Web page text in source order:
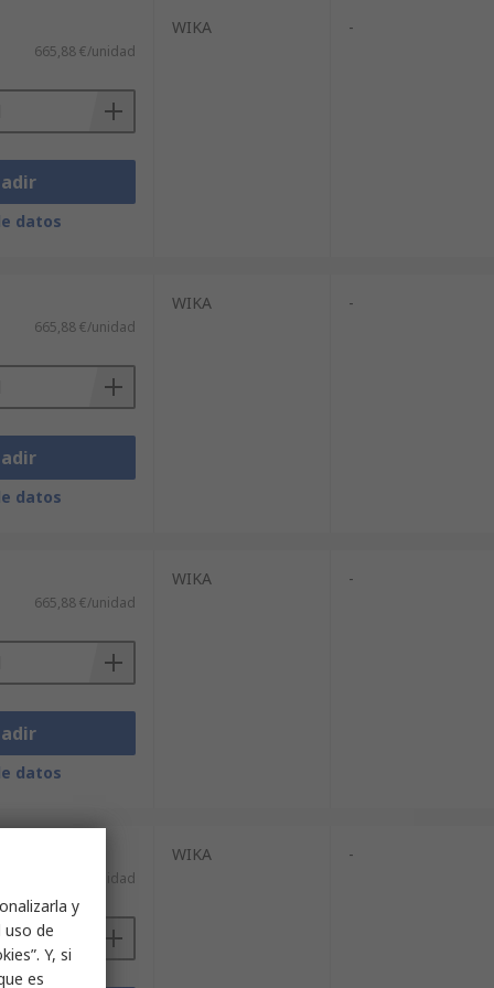
665,88 €/unidad
datos
WIKA -
665,88 €/unidad
datos
WIKA -
665,88 €/unidad
datos
WIKA -
727,42 €/unidad
WIKA -
y
uso de
Y, si
es